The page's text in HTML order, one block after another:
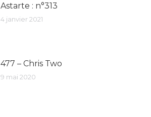
Astarte : n°313
4 janvier 2021
477 – Chris Two
9 mai 2020